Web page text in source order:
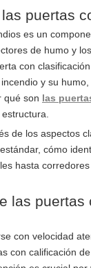
puertas
es un
de humo y
con
y su
qué son las
de los aspectos
cómo
hasta
las
con velocidad
con calificación